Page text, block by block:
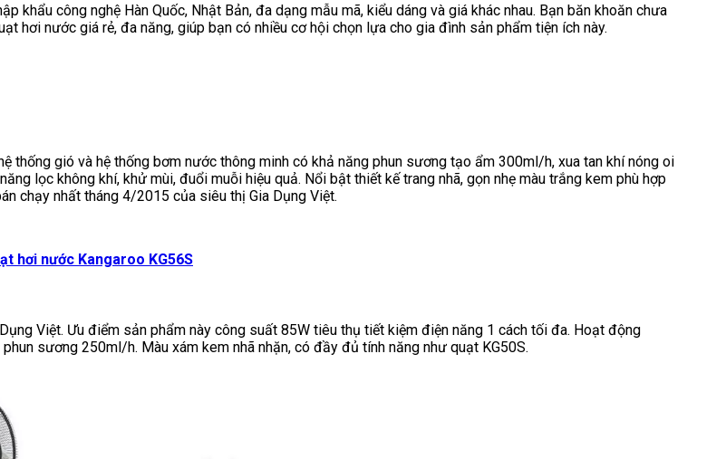
khẩu công nghệ Hàn Quốc, Nhật Bản, đa dạng mẫu mã, kiểu dáng và giá khác nhau. Bạn băn khoăn chưa
hơi nước giá rẻ, đa năng, giúp bạn có nhiều cơ hội chọn lựa cho gia đình sản phẩm tiện ích này.
thống gió và hệ thống bơm nước thông minh có khả năng phun sương tạo ẩm 300ml/h, xua tan khí nóng oi
lọc không khí, khử mùi, đuổi muỗi hiệu quả. Nổi bật thiết kế trang nhã, gọn nhẹ màu trắng kem phù hợp
chạy nhất tháng 4/2015 của siêu thị Gia Dụng Việt.
hơi nước Kangaroo KG56S
Việt. Ưu điểm sản phẩm này công suất 85W tiêu thụ tiết kiệm điện năng 1 cách tối đa. Hoạt động
sương 250ml/h. Màu xám kem nhã nhặn, có đầy đủ tính năng như quạt KG50S.